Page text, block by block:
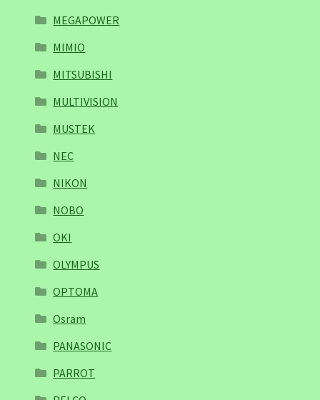
MEGAPOWER
MIMIO
MITSUBISHI
MULTIVISION
MUSTEK
NEC
NIKON
NOBO
OKI
OLYMPUS
OPTOMA
Osram
PANASONIC
PARROT